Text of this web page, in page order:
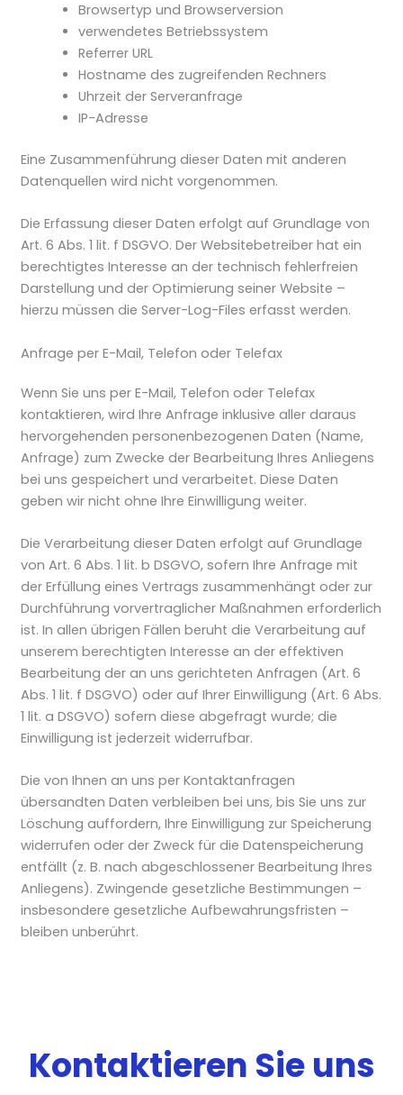
Browsertyp und Browserversion
verwendetes Betriebssystem
Referrer URL
Hostname des zugreifenden Rechners
Uhrzeit der Serveranfrage
IP-Adresse
Eine Zusammenführung dieser Daten mit anderen
Datenquellen wird nicht vorgenommen.
Die Erfassung dieser Daten erfolgt auf Grundlage von
Art. 6 Abs. 1 lit. f DSGVO. Der Websitebetreiber hat ein
berechtigtes Interesse an der technisch fehlerfreien
Darstellung und der Optimierung seiner Website –
hierzu müssen die Server-Log-Files erfasst werden.
Anfrage per E-Mail, Telefon oder Telefax
Wenn Sie uns per E-Mail, Telefon oder Telefax
kontaktieren, wird Ihre Anfrage inklusive aller daraus
hervorgehenden personenbezogenen Daten (Name,
Anfrage) zum Zwecke der Bearbeitung Ihres Anliegens
bei uns gespeichert und verarbeitet. Diese Daten
geben wir nicht ohne Ihre Einwilligung weiter.
Die Verarbeitung dieser Daten erfolgt auf Grundlage
von Art. 6 Abs. 1 lit. b DSGVO, sofern Ihre Anfrage mit
der Erfüllung eines Vertrags zusammenhängt oder zur
Durchführung vorvertraglicher Maßnahmen erforderlich
ist. In allen übrigen Fällen beruht die Verarbeitung auf
unserem berechtigten Interesse an der effektiven
Bearbeitung der an uns gerichteten Anfragen (Art. 6
Abs. 1 lit. f DSGVO) oder auf Ihrer Einwilligung (Art. 6 Abs.
1 lit. a DSGVO) sofern diese abgefragt wurde; die
Einwilligung ist jederzeit widerrufbar.
Die von Ihnen an uns per Kontaktanfragen
übersandten Daten verbleiben bei uns, bis Sie uns zur
Löschung auffordern, Ihre Einwilligung zur Speicherung
widerrufen oder der Zweck für die Datenspeicherung
entfällt (z. B. nach abgeschlossener Bearbeitung Ihres
Anliegens). Zwingende gesetzliche Bestimmungen –
insbesondere gesetzliche Aufbewahrungsfristen –
bleiben unberührt.
Kontaktieren Sie uns